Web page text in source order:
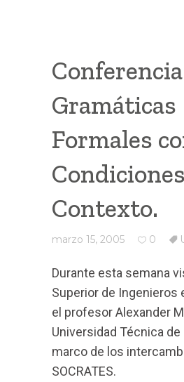
Gramáticas
Formales
Contexto.
marzo 15, 2005 0
Durante esta semana
Superior de Ingenieros
el profesor Alexander
Universidad Técnica de
marco de los
SOCRATES.